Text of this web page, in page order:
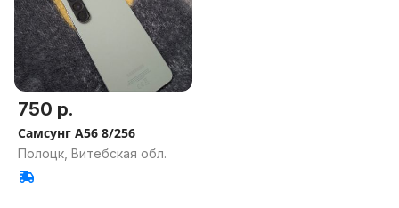
750 р.
Самсунг А56 8/256
Полоцк, Витебская обл.